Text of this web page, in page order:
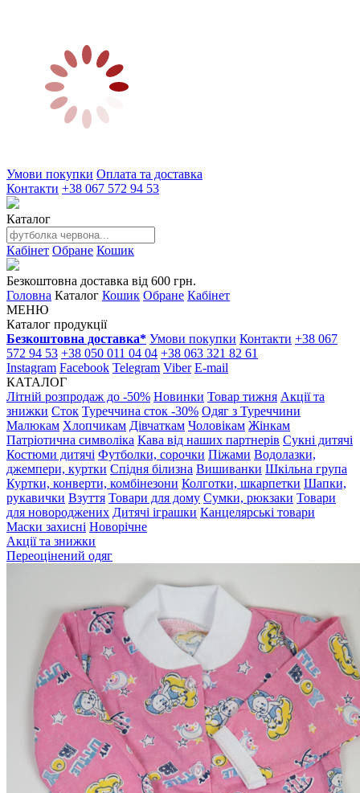
Умови покупки Оплата та доставка
Контакти +38 067 572 94 53
Каталог
Кабінет Обране Кошик
Безкоштовна доставка від 600 грн.
Головна Каталог Кошик Обране Кабінет
МЕНЮ
Каталог продукції
Безкоштовна доставка* Умови покупки Контакти +38 067
572 94 53 +38 050 011 04 04 +38 063 321 82 61
Instagram Facebook Telegram Viber E-mail
КАТАЛОГ
Літній розпродаж до -50% Новинки Товар тижня Акції та
знижки Сток Туреччина сток -30% Одяг з Туреччини
Малюкам Хлопчикам Дівчаткам Чоловікам Жінкам
Патріотична символіка Кава від наших партнерів Сукні дитячі
Костюми дитячі Футболки, сорочки Піжами Водолазки,
джемпери, куртки Спідня білизна Вишиванки Шкільна група
Куртки, конверти, комбінезони Колготки, шкарпетки Шапки,
рукавички Взуття Товари для дому Сумки, рюкзаки Товари
для новороджених Дитячі іграшки Канцелярські товари
Маски захисні Новорічне
Акції та знижки
Переоцінений одяг